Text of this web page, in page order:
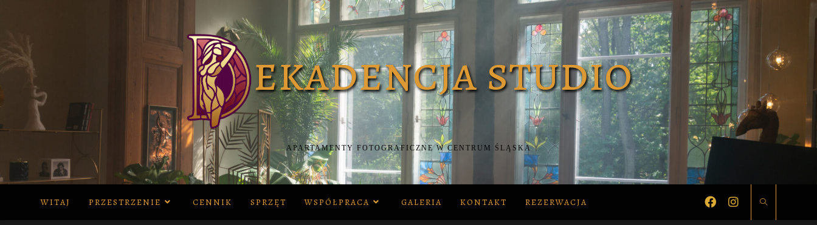
APARTAMENTY FOTOGRAFICZNE W CENTRUM ŚLĄSKA
WITAJ PRZESTRZENIE CENNIK SPRZĘT WSPÓŁPRACA GALERIA KONTAKT REZERWACJA